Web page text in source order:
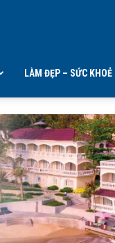
LÀM ĐẸP – SỨC KHOẺ